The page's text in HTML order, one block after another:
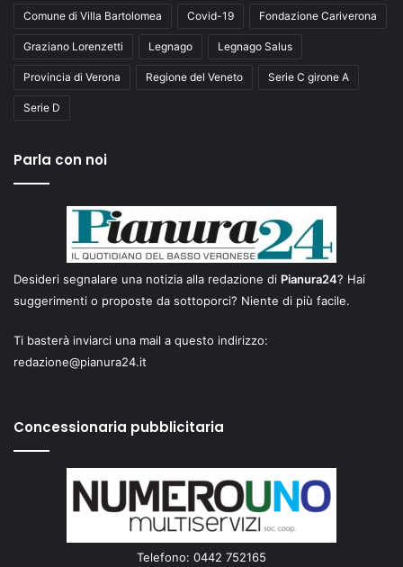
Comune di Villa Bartolomea Covid-19 Fondazione Cariverona
Graziano Lorenzetti Legnago Legnago Salus
Provincia di Verona Regione del Veneto Serie C girone A
Serie D
Parla con noi
Desideri segnalare una notizia alla redazione di Pianura24? Hai
suggerimenti o proposte da sottoporci? Niente di più facile.
Ti basterà inviarci una mail a questo indirizzo:
redazione@pianura24.it
Concessionaria pubblicitaria
Telefono: 0442 752165